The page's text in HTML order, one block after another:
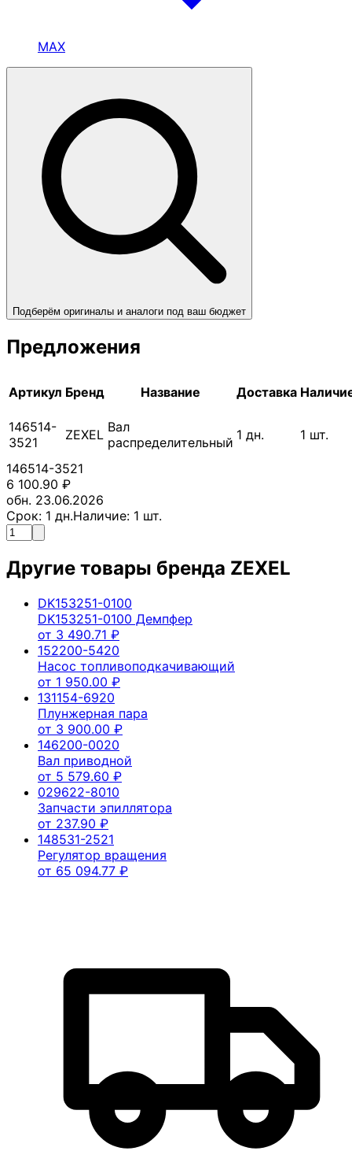
MAX
Подберём оригиналы и аналоги под ваш бюджет
Предложения
Артикул Бренд Название Доставка
146514-
3521
ZEXEL Вал
распределительный 1 дн. 1 шт.
146514-3521
6 100.90 ₽
обн. 23.06.2026
Срок: 1 дн.Наличие: 1 шт.
Другие товары бренда ZEXEL
DK153251-0100
DK153251-0100 Демпфер
от 3 490.71 ₽
152200-5420
Насос топливоподкачивающий
от 1 950.00 ₽
131154-6920
Плунжерная пара
от 3 900.00 ₽
146200-0020
Вал приводной
от 5 579.60 ₽
029622-8010
Запчасти эпиллятора
от 237.90 ₽
148531-2521
Регулятор вращения
от 65 094.77 ₽